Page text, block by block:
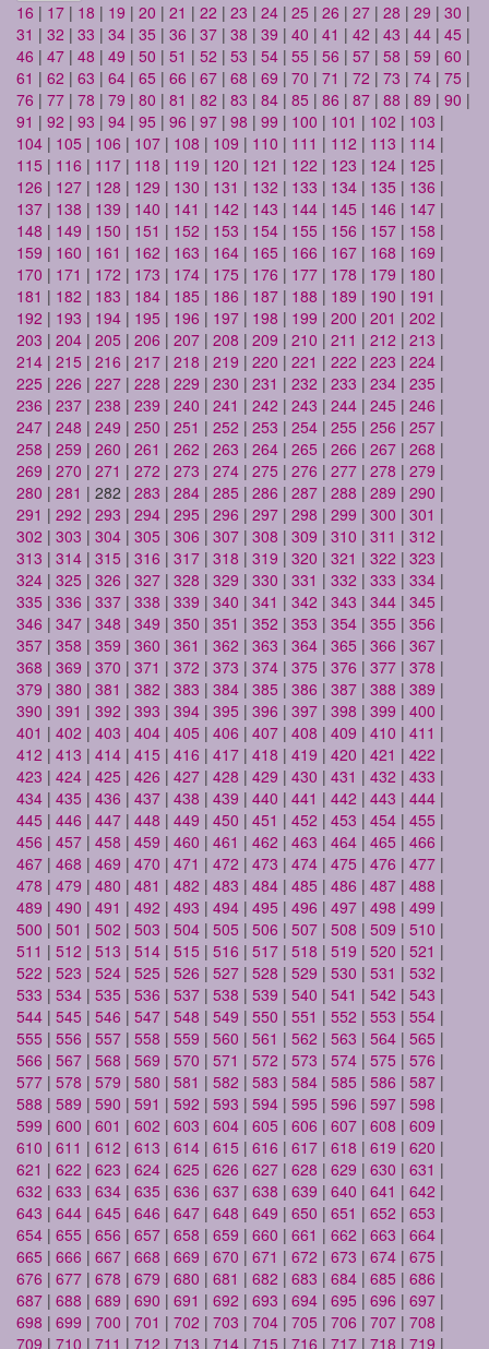
16 | 17 | 18 | 19 | 20 | 21 | 22 | 23 | 24 | 25 | 26 | 27 | 28 | 29 | 30 |
31 | 32 | 33 | 34 | 35 | 36 | 37 | 38 | 39 | 40 | 41 | 42 | 43 | 44 | 45 |
46 | 47 | 48 | 49 | 50 | 51 | 52 | 53 | 54 | 55 | 56 | 57 | 58 | 59 | 60 |
61 | 62 | 63 | 64 | 65 | 66 | 67 | 68 | 69 | 70 | 71 | 72 | 73 | 74 | 75 |
76 | 77 | 78 | 79 | 80 | 81 | 82 | 83 | 84 | 85 | 86 | 87 | 88 | 89 | 90 |
91 | 92 | 93 | 94 | 95 | 96 | 97 | 98 | 99 | 100 | 101 | 102 | 103 |
104 | 105 | 106 | 107 | 108 | 109 | 110 | 111 | 112 | 113 | 114 |
115 | 116 | 117 | 118 | 119 | 120 | 121 | 122 | 123 | 124 | 125 |
126 | 127 | 128 | 129 | 130 | 131 | 132 | 133 | 134 | 135 | 136 |
137 | 138 | 139 | 140 | 141 | 142 | 143 | 144 | 145 | 146 | 147 |
148 | 149 | 150 | 151 | 152 | 153 | 154 | 155 | 156 | 157 | 158 |
159 | 160 | 161 | 162 | 163 | 164 | 165 | 166 | 167 | 168 | 169 |
170 | 171 | 172 | 173 | 174 | 175 | 176 | 177 | 178 | 179 | 180 |
181 | 182 | 183 | 184 | 185 | 186 | 187 | 188 | 189 | 190 | 191 |
192 | 193 | 194 | 195 | 196 | 197 | 198 | 199 | 200 | 201 | 202 |
203 | 204 | 205 | 206 | 207 | 208 | 209 | 210 | 211 | 212 | 213 |
214 | 215 | 216 | 217 | 218 | 219 | 220 | 221 | 222 | 223 | 224 |
225 | 226 | 227 | 228 | 229 | 230 | 231 | 232 | 233 | 234 | 235 |
236 | 237 | 238 | 239 | 240 | 241 | 242 | 243 | 244 | 245 | 246 |
247 | 248 | 249 | 250 | 251 | 252 | 253 | 254 | 255 | 256 | 257 |
258 | 259 | 260 | 261 | 262 | 263 | 264 | 265 | 266 | 267 | 268 |
269 | 270 | 271 | 272 | 273 | 274 | 275 | 276 | 277 | 278 | 279 |
280 | 281 | 282 | 283 | 284 | 285 | 286 | 287 | 288 | 289 | 290 |
291 | 292 | 293 | 294 | 295 | 296 | 297 | 298 | 299 | 300 | 301 |
302 | 303 | 304 | 305 | 306 | 307 | 308 | 309 | 310 | 311 | 312 |
313 | 314 | 315 | 316 | 317 | 318 | 319 | 320 | 321 | 322 | 323 |
324 | 325 | 326 | 327 | 328 | 329 | 330 | 331 | 332 | 333 | 334 |
335 | 336 | 337 | 338 | 339 | 340 | 341 | 342 | 343 | 344 | 345 |
346 | 347 | 348 | 349 | 350 | 351 | 352 | 353 | 354 | 355 | 356 |
357 | 358 | 359 | 360 | 361 | 362 | 363 | 364 | 365 | 366 | 367 |
368 | 369 | 370 | 371 | 372 | 373 | 374 | 375 | 376 | 377 | 378 |
379 | 380 | 381 | 382 | 383 | 384 | 385 | 386 | 387 | 388 | 389 |
390 | 391 | 392 | 393 | 394 | 395 | 396 | 397 | 398 | 399 | 400 |
401 | 402 | 403 | 404 | 405 | 406 | 407 | 408 | 409 | 410 | 411 |
412 | 413 | 414 | 415 | 416 | 417 | 418 | 419 | 420 | 421 | 422 |
423 | 424 | 425 | 426 | 427 | 428 | 429 | 430 | 431 | 432 | 433 |
434 | 435 | 436 | 437 | 438 | 439 | 440 | 441 | 442 | 443 | 444 |
445 | 446 | 447 | 448 | 449 | 450 | 451 | 452 | 453 | 454 | 455 |
456 | 457 | 458 | 459 | 460 | 461 | 462 | 463 | 464 | 465 | 466 |
467 | 468 | 469 | 470 | 471 | 472 | 473 | 474 | 475 | 476 | 477 |
478 | 479 | 480 | 481 | 482 | 483 | 484 | 485 | 486 | 487 | 488 |
489 | 490 | 491 | 492 | 493 | 494 | 495 | 496 | 497 | 498 | 499 |
500 | 501 | 502 | 503 | 504 | 505 | 506 | 507 | 508 | 509 | 510 |
511 | 512 | 513 | 514 | 515 | 516 | 517 | 518 | 519 | 520 | 521 |
522 | 523 | 524 | 525 | 526 | 527 | 528 | 529 | 530 | 531 | 532 |
533 | 534 | 535 | 536 | 537 | 538 | 539 | 540 | 541 | 542 | 543 |
544 | 545 | 546 | 547 | 548 | 549 | 550 | 551 | 552 | 553 | 554 |
555 | 556 | 557 | 558 | 559 | 560 | 561 | 562 | 563 | 564 | 565 |
566 | 567 | 568 | 569 | 570 | 571 | 572 | 573 | 574 | 575 | 576 |
577 | 578 | 579 | 580 | 581 | 582 | 583 | 584 | 585 | 586 | 587 |
588 | 589 | 590 | 591 | 592 | 593 | 594 | 595 | 596 | 597 | 598 |
599 | 600 | 601 | 602 | 603 | 604 | 605 | 606 | 607 | 608 | 609 |
610 | 611 | 612 | 613 | 614 | 615 | 616 | 617 | 618 | 619 | 620 |
621 | 622 | 623 | 624 | 625 | 626 | 627 | 628 | 629 | 630 | 631 |
632 | 633 | 634 | 635 | 636 | 637 | 638 | 639 | 640 | 641 | 642 |
643 | 644 | 645 | 646 | 647 | 648 | 649 | 650 | 651 | 652 | 653 |
654 | 655 | 656 | 657 | 658 | 659 | 660 | 661 | 662 | 663 | 664 |
665 | 666 | 667 | 668 | 669 | 670 | 671 | 672 | 673 | 674 | 675 |
676 | 677 | 678 | 679 | 680 | 681 | 682 | 683 | 684 | 685 | 686 |
687 | 688 | 689 | 690 | 691 | 692 | 693 | 694 | 695 | 696 | 697 |
698 | 699 | 700 | 701 | 702 | 703 | 704 | 705 | 706 | 707 | 708 |
709 | 710 | 711 | 712 | 713 | 714 | 715 | 716 | 717 | 718 | 719 |